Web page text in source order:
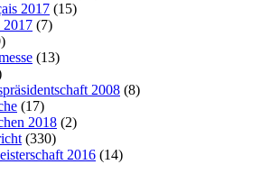
2017 (15)
2017 (7)
(13)
2008 (8)
(17)
2018 (2)
(330)
2016 (14)